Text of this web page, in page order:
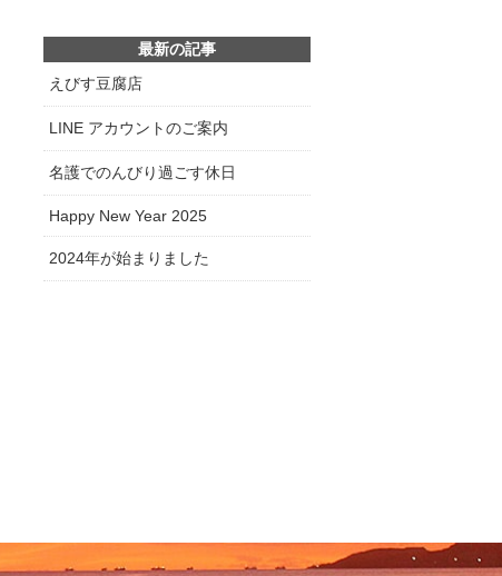
最新の記事
えびす豆腐店
LINE アカウントのご案内
名護でのんびり過ごす休日
Happy New Year 2025
2024年が始まりました